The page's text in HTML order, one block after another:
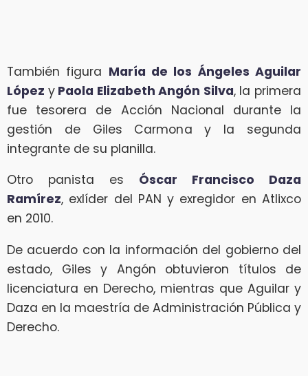
También figura María de los Ángeles Aguilar
López yPaola Elizabeth Angón Silva, la primera
fue tesorera de Acción Nacional durante la
gestión de Giles Carmona y la segunda
integrante de su planilla.
Otro panista es Óscar Francisco Daza
Ramírez, exlíder del PAN y exregidor en Atlixco
en 2010.
De acuerdo con la información del gobierno del
estado, Giles y Angón obtuvieron títulos de
licenciatura en Derecho, mientras que Aguilar y
Daza en la maestría de Administración Pública y
Derecho.